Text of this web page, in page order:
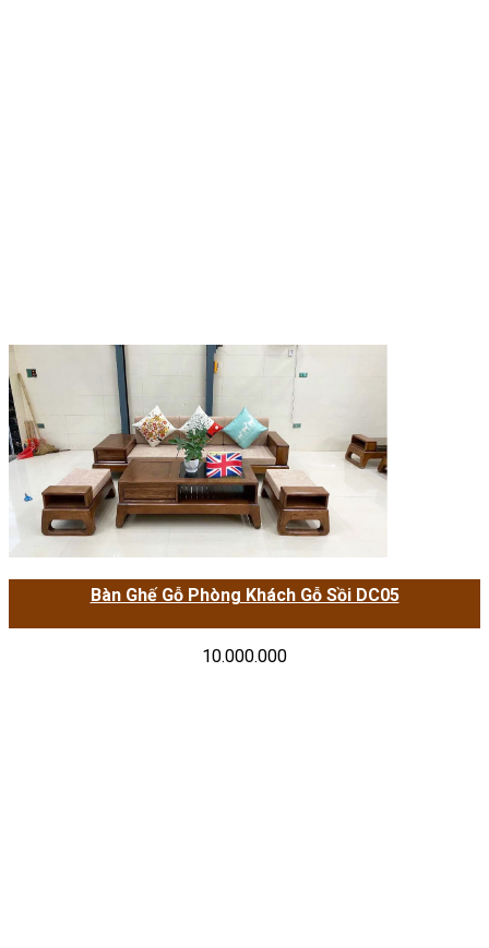
Bàn Ghế Gỗ Phòng Khách Gỗ Sồi DC05
10.000.000